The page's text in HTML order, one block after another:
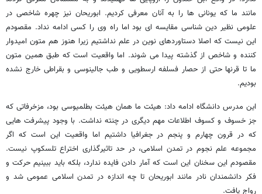
مانند ما که یونانی ها را به آنان معرفی کردیم. ابوریحان نیز چهره شاخصی در
علومی نظیر دین شناسی مقایسه ای بود اما راه وی را کسی ادامه نداد. مقصودم
این نیست که اصلا دستاوردهای نوین در علم نداشتیم زیرا هنوز هم متون امیدوار
کننده و شاخص از گذشته پیدا می شوند. اما واقعیت است که طبق همین متون
ما تا قرنها حتی از حصار فسلفه ارسطویی و طب جالینوسی و بقراطی خارج نشده
بودیم.
این مدرس دانشگاه ادامه داد: هیئت ما همان هیئت بطلمیوسی بود، مزخرفاتی که
جز خسوف و کسوف اطلاعات مهم دیگری در چنته نداشت. با وجود پیشرفت هایی
که در قرون چهارم و پنجم در جغرافیا داشتیم اما واقعیت این است که اگر
مجموعه علم نجوم در تمدن اسلامی، در حد تاثیرگذاری اختراع تلسکوپ نیست.
مقصودم این سخنان این است که آمار دادن فایده ندارد، بلکه باید ببینیم حرکت و
فکر دانشمندان نادر مانند ابوریحان تا چه اندازه در تمدن اسلامی عمومی شد و
رواج یافت.